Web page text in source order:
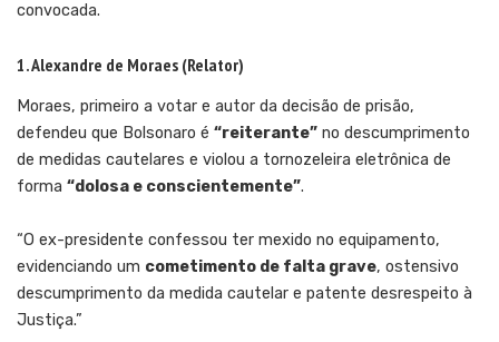
convocada.
1. Alexandre de Moraes (Relator)
Moraes, primeiro a votar e autor da decisão de prisão,
defendeu que Bolsonaro é “reiterante” no descumprimento
de medidas cautelares e violou a tornozeleira eletrônica de
forma “dolosa e conscientemente”.
“O ex-presidente confessou ter mexido no equipamento,
evidenciando um cometimento de falta grave, ostensivo
descumprimento da medida cautelar e patente desrespeito à
Justiça.”